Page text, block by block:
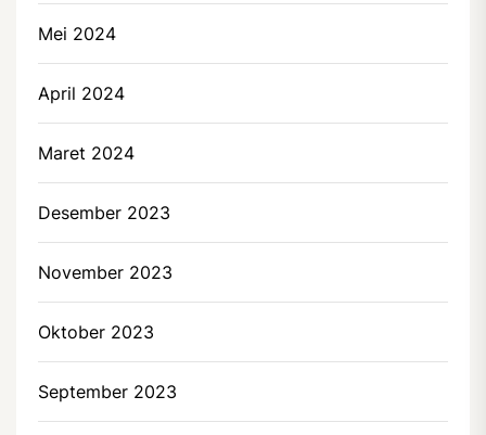
Mei 2024
April 2024
Maret 2024
Desember 2023
November 2023
Oktober 2023
September 2023